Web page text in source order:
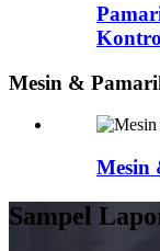
Mesin &
Mesin
Sampel